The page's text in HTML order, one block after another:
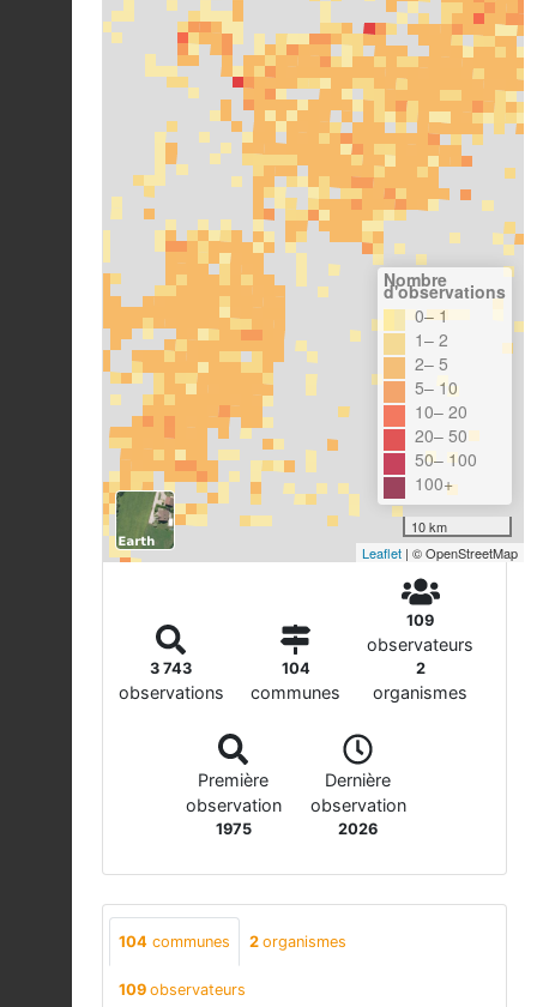
Nombre
d'observations
0– 1
1– 2
2– 5
5– 10
10– 20
20– 50
50– 100
100+
10 km
Leaflet | © OpenStreetMap
3 743
observations
104
communes
109
observateurs
2
organismes
Première
observation
1975
Dernière
observation
2026
104 communes 2 organismes
109 observateurs